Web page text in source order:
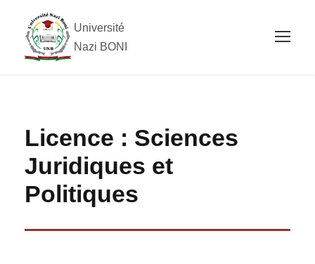
Université
Nazi BONI
Licence : Sciences
Juridiques et
Politiques